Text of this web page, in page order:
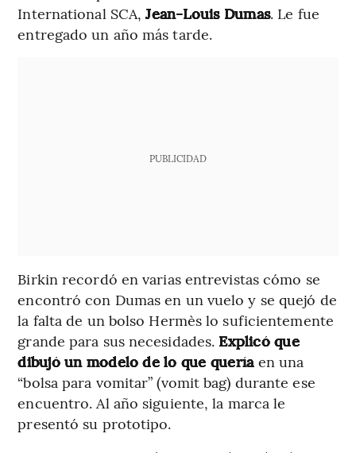
International SCA,Jean-Louis Dumas. Le fue
entregado un año más tarde.
PUBLICIDAD
Birkin recordó en varias entrevistas cómo se
encontró con Dumas en un vuelo y se quejó de
la falta de un bolso Hermès lo suficientemente
grande para sus necesidades. Explicó que
dibujó un modelo de lo que quería en una
“bolsa para vomitar” (vomit bag) durante ese
encuentro. Al año siguiente, la marca le
presentó su prototipo.